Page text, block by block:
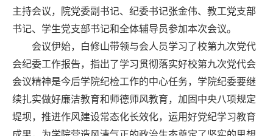
主持会议，院党委副书记、纪委书记张金伟、教工党支部
书记、学生党支部书记和全体辅导员参加本次会议。
会议伊始，
白修山带领与会人员学习了校第九次党代
会纪委工作报告，指出了学习贯彻落实好校第九次党代会
会议精神是今后学院纪检工作的中心任务，学院纪委要继
续扎实做好廉洁教育和师德师风教育，加固中央八项规定
堤坝，推进作风建设常态化长效化，运用好党纪学习教育